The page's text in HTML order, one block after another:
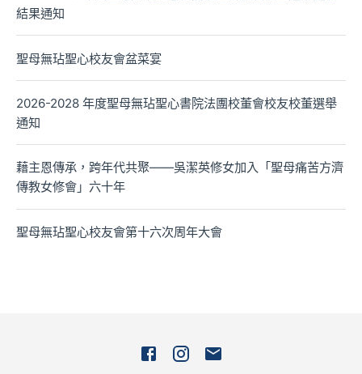
結果通知
聖母無玷聖心校友會盆菜宴
2026-2028 年度聖母無玷聖心書院法團校董會校友校董選舉
通知
藉主恩傳承，跨年代共聚——吳潔英修女加入「聖母痛苦方濟
傳教女修會」六十年
聖母無玷聖心校友會第十六次周年大會